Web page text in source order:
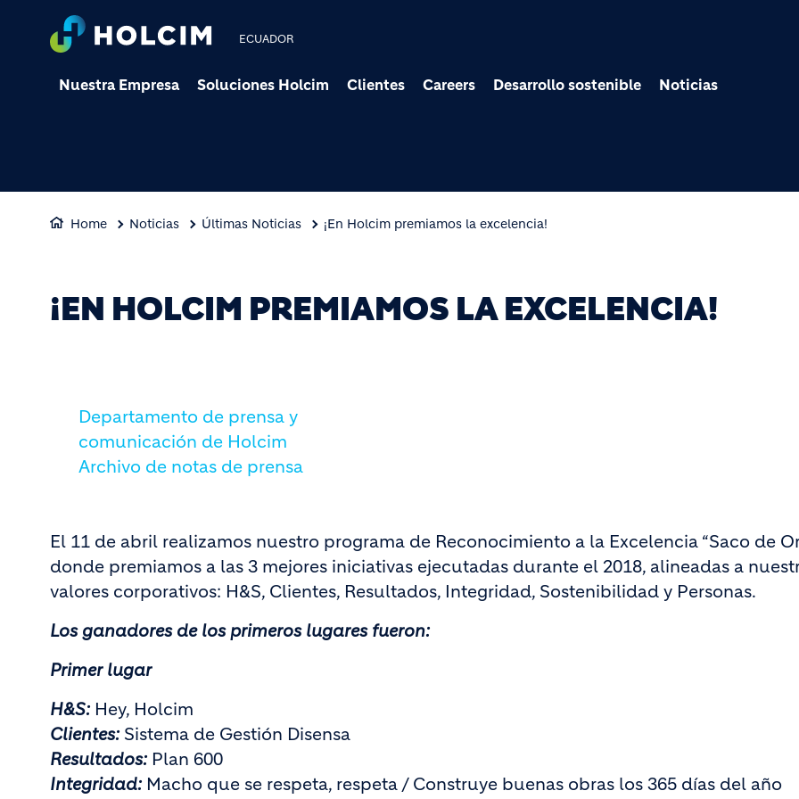
ECUADOR
Nuestra Empresa Soluciones Holcim Clientes Careers Desarrollo sostenible Noticias
Home Noticias Últimas Noticias ¡En Holcim premiamos la excelencia!
¡EN HOLCIM PREMIAMOS LA EXCELENCIA!
Departamento de prensa y
comunicación de Holcim
Archivo de notas de prensa
El 11 de abril realizamos nuestro programa de Reconocimiento a la Excelencia “Saco de
donde premiamos a las 3 mejores iniciativas ejecutadas durante el 2018, alineadas a
valores corporativos: H&S, Clientes, Resultados, Integridad, Sostenibilidad y Personas.
Los ganadores de los primeros lugares fueron:
Primer lugar
H&S: Hey, Holcim
Clientes: Sistema de Gestión Disensa
Resultados: Plan 600
Integridad: Macho que se respeta, respeta / Construye buenas obras los 365 días del año